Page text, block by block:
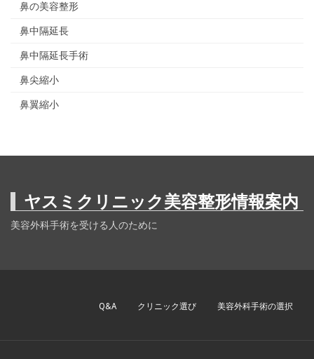
鼻の美容整形
鼻中隔延長
鼻中隔延長手術
鼻尖縮小
鼻翼縮小
ヤスミクリニック美容整形情報案内
美容外科手術を受ける人のために
Q&A クリニック選び 美容外科手術の選択